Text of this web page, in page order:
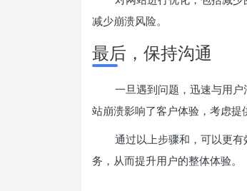
减少崩溃风险。
最后，保持沟通
一旦遇到问题，迅速与用
站崩溃影响了客户体验，考虑提
通过以上步骤和，可以更
务，从而提升用户的整体体验。